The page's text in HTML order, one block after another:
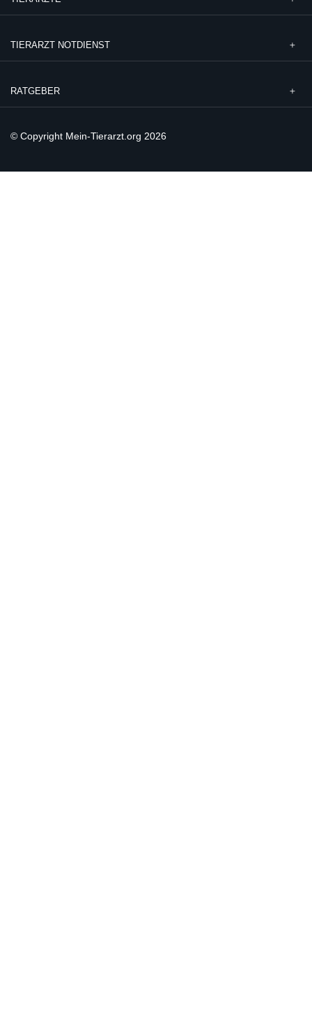
TIERARZT NOTDIENST
RATGEBER
© Copyright Mein-Tierarzt.org 2026